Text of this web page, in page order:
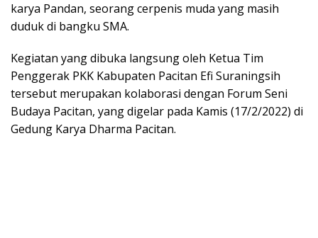
karya Pandan, seorang cerpenis muda yang masih
duduk di bangku SMA.
Kegiatan yang dibuka langsung oleh Ketua Tim
Penggerak PKK Kabupaten Pacitan Efi Suraningsih
tersebut merupakan kolaborasi dengan Forum Seni
Budaya Pacitan, yang digelar pada Kamis (17/2/2022) di
Gedung Karya Dharma Pacitan.